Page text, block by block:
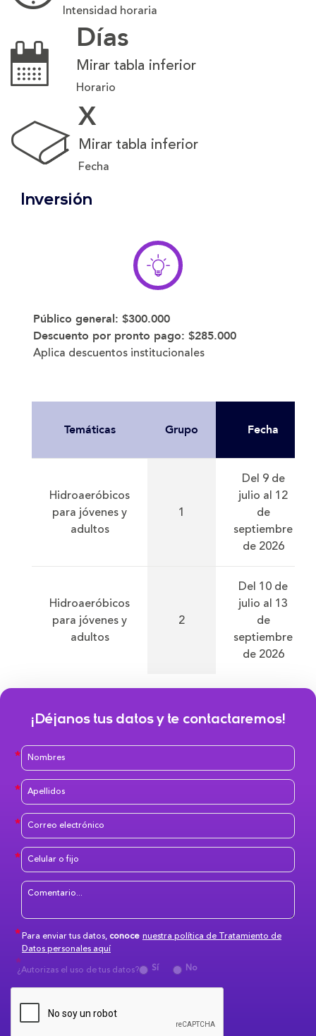
Intensidad horaria
Días
Mirar tabla inferior
Horario
X
Mirar tabla inferior
Fecha
Inversión
Público general: $300.000
Descuento por pronto pago: $285.000
Aplica descuentos institucionales
Temáticas Grupo Fecha
Hidroaeróbicos
para jóvenes y
adultos
1
Del 9 de
julio al 12
de
septiembre
de 2026
Hidroaeróbicos
para jóvenes y
adultos
2
Del 10 de
julio al 13
de
septiembre
de 2026
¡Déjanos tus datos y te contactaremos!
Para enviar tus datos,conoce nuestra política de Tratamiento de
Datos personales aquí
¿Autorizas el uso de tus datos?
Sí No